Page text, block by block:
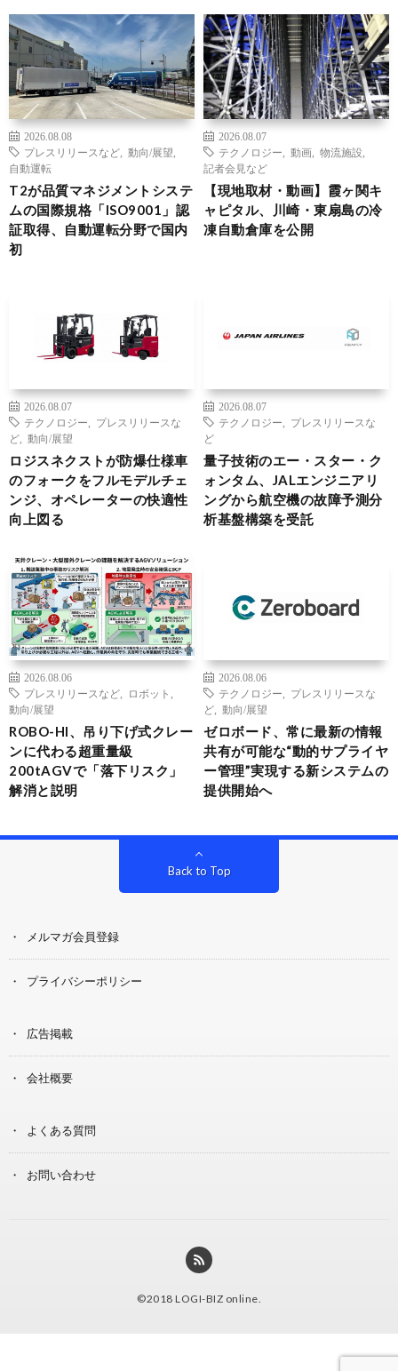
2026.08.08
プレスリリースなど
動向/展望
自動運転
T2が品質マネジメントシステ
ムの国際規格「ISO9001」認
証取得、自動運転分野で国内
初
2026.08.07
テクノロジー
動画 物流施設
記者会見など
【現地取材・動画】霞ヶ関キ
ャピタル、川崎・東扇島の冷
凍自動倉庫を公開
2026.08.07
テクノロジー
プレスリリースな
ど
動向/展望
ロジスネクストが防爆仕様車
のフォークをフルモデルチェ
ンジ、オペレーターの快適性
向上図る
2026.08.07
テクノロジー
プレスリリースな
ど
量子技術のエー・スター・ク
ォンタム、JALエンジニアリ
ングから航空機の故障予測分
析基盤構築を受託
2026.08.06
プレスリリースなど
ロボット
動向/展望
ROBO-HI、吊り下げ式クレー
ンに代わる超重量級
200tAGVで「落下リスク」
解消と説明
2026.08.06
テクノロジー
プレスリリースな
ど
動向/展望
ゼロボード、常に最新の情報
共有が可能な“動的サプライヤ
ー管理”実現する新システムの
提供開始へ
Back to Top
メルマガ会員登録
プライバシーポリシー
広告掲載
会社概要
よくある質問
お問い合わせ
©2018 LOGI-BIZ online